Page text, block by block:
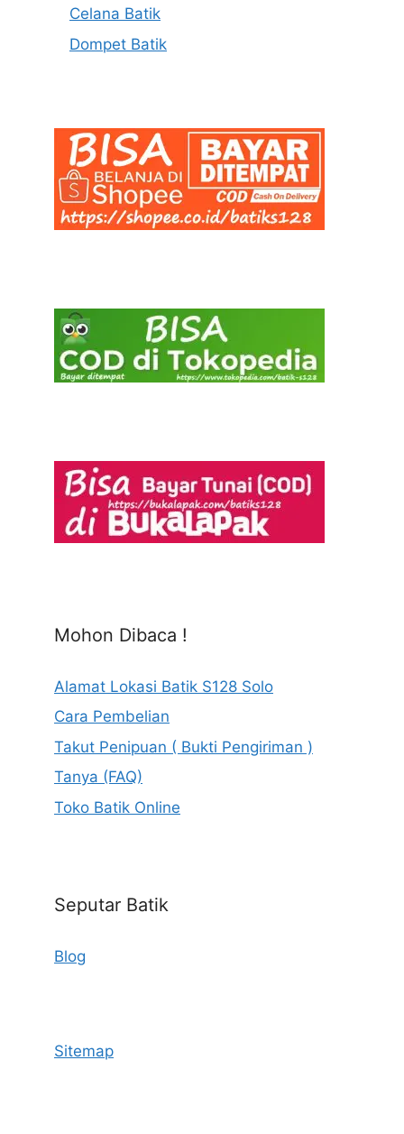
Celana Batik
Dompet Batik
Mohon Dibaca !
Alamat Lokasi Batik S128 Solo
Cara Pembelian
Takut Penipuan ( Bukti Pengiriman )
Tanya (FAQ)
Toko Batik Online
Seputar Batik
Blog
Sitemap